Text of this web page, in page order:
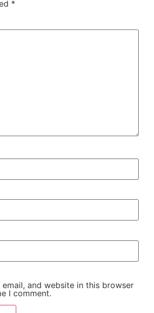
*
email, and website in this browser
I comment.